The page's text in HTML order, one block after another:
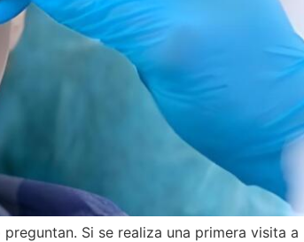
Si se realiza una primera visita a